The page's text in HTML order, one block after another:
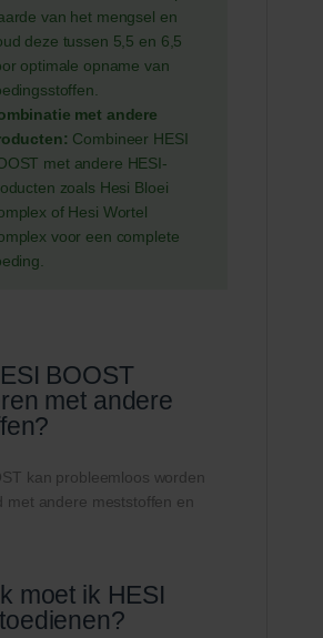
van het mengsel en
deze tussen 5,5 en 6,5
optimale opname van
met andere
Combineer HESI
met andere HESI-
zoals Hesi Bloei
of Hesi Wortel
voor een complete
BOOST
met andere
kan probleemloos worden
met andere meststoffen en
moet ik HESI